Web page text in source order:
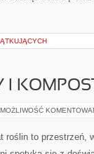
I
MOŻLIWOŚĆ
roślin to przestrzeń,